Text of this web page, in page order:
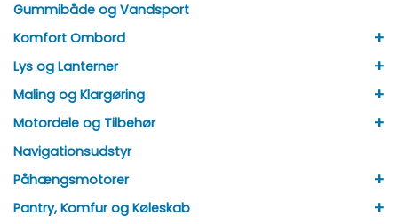
Gummibåde og Vandsport
Komfort Ombord
+
Lys og Lanterner +
Maling og Klargøring +
Motordele og Tilbehør +
Navigationsudstyr
Påhængsmotorer
+
Pantry, Komfur og Køleskab +